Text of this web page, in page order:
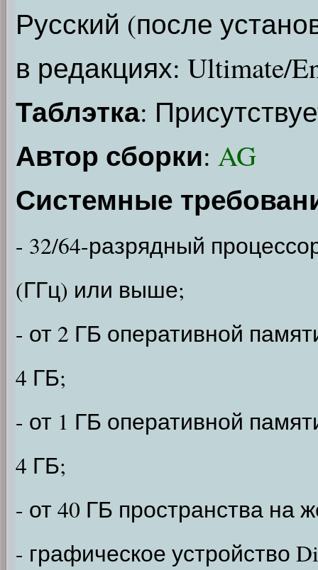
Русский (после
в редакциях: Ultimate/
Таблэтка:
Автор сборки: AG
Системные
- 32/64-разрядный
(ГГц) или выше;
- от 2 ГБ оперативной
4 ГБ;
- от 1 ГБ оперативной
4 ГБ;
- от 40 ГБ пространства на
- графическое устройство